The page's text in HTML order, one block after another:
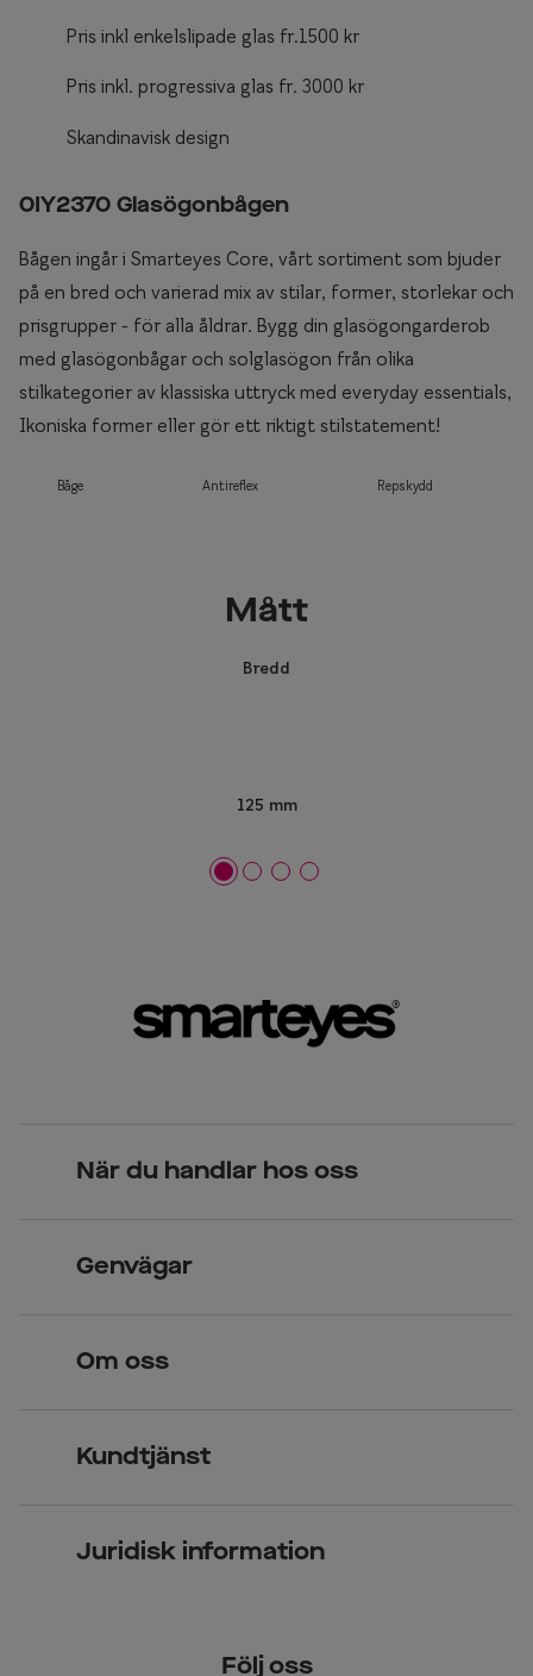
Pris inkl enkelslipade glas fr.1500 kr
Pris inkl. progressiva glas fr. 3000 kr
Skandinavisk design
0IY2370 Glasögonbågen
Bågen ingår i Smarteyes Core, vårt sortiment som bjuder
på en bred och varierad mix av stilar, former, storlekar och
prisgrupper - för alla åldrar. Bygg din glasögongarderob
med glasögonbågar och solglasögon från olika
stilkategorier av klassiska uttryck med everyday essentials,
Ikoniska former eller gör ett riktigt stilstatement!
Båge Antireflex Repskydd
Mått
Bredd
125 mm
När du handlar hos oss
Över 70 butiker
Genvägar
Kontaktlinser
Om oss
Kundtjänst
Juridisk information
Följ oss